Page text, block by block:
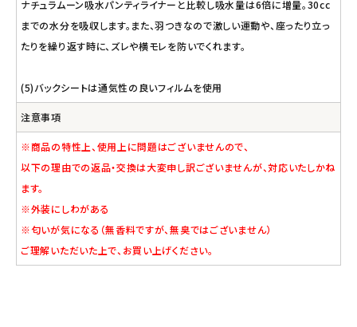
ナチュラムーン吸水パンティライナーと比較し吸水量は6倍に増量。30cc
までの水分を吸収します。また、羽つきなので激しい運動や、座ったり立っ
たりを繰り返す時に、ズレや横モレを防いでくれます。
(5)バックシートは通気性の良いフィルムを使用
注意事項
※商品の特性上、使用上に問題はございませんので、
以下の理由での返品・交換は大変申し訳ございませんが、対応いたしかね
ます。
※外装にしわがある
※匂いが気になる（無香料ですが、無臭ではございません）
ご理解いただいた上で、お買い上げください。